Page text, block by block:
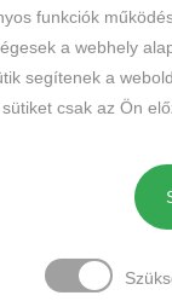
funkciók
a webhely
segítenek a
csak az Ön